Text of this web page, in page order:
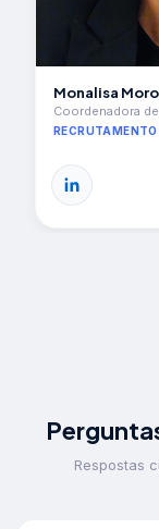
Monalisa
Coordenadora de
RECRUTAMENTO
Respostas